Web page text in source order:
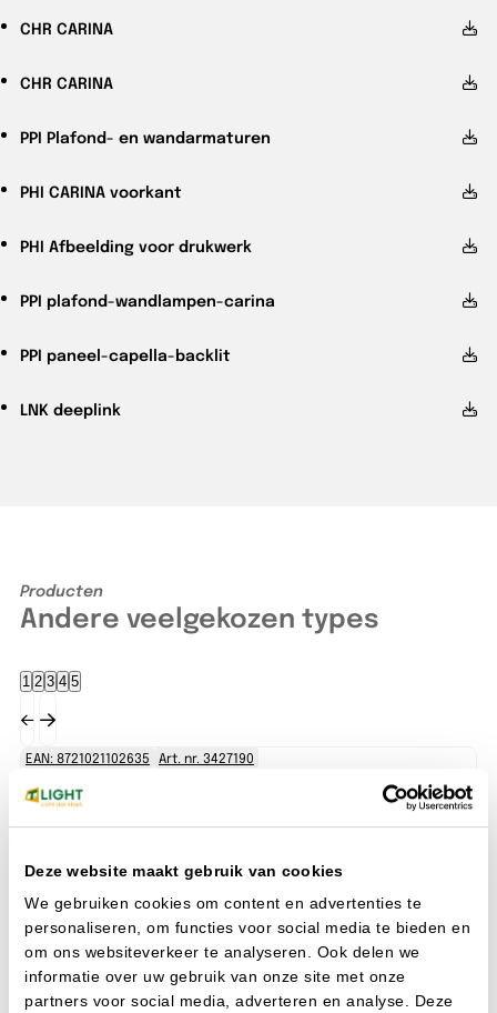
Deze website maakt gebruik van cookies
We gebruiken cookies om content en advertenties te
personaliseren, om functies voor social media te bieden en
om ons websiteverkeer te analyseren. Ook delen we
informatie over uw gebruik van onze site met onze
partners voor social media, adverteren en analyse. Deze
CHR CARINA
CHR CARINA
PPI Plafond- en wandarmaturen
PHI CARINA voorkant
PHI Afbeelding voor drukwerk
PPI plafond-wandlampen-carina
PPI paneel-capella-backlit
LNK deeplink
Producten
Andere veelgekozen types
1 2 3 4 5
EAN: 8721021102635 Art. nr. 3427190